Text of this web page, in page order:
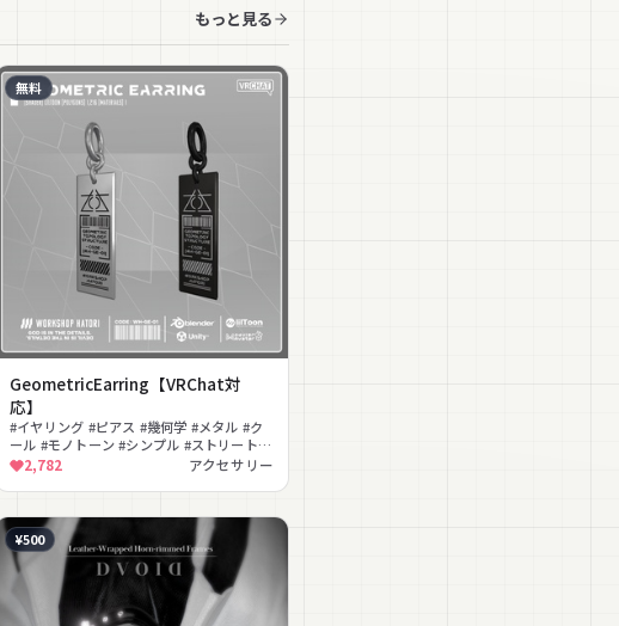
もっと見る
無料
GeometricEarring【VRChat対
応】
#イヤリング #ピアス #幾何学 #メタル #ク
ール #モノトーン #シンプル #ストリート #
揺れ物 #無料
2,782 アクセサリー
¥500